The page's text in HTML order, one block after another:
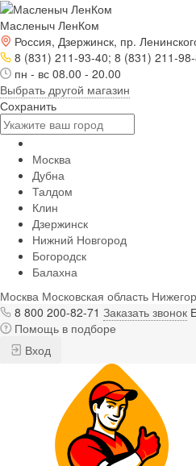
Масленыч ЛенКом
Россия, Дзержинск, пр.
8 (831) 211-93-40; 8 (831) 211-
пн - вс 08.00 - 20.00
Выбрать другой магазин
Сохранить
Москва
Дубна
Талдом
Клин
Дзержинск
Нижний Новгород
Богородск
Балахна
Москва Московская область
8 800 200-82-71 Заказать звонок
Помощь в подборе
Вход